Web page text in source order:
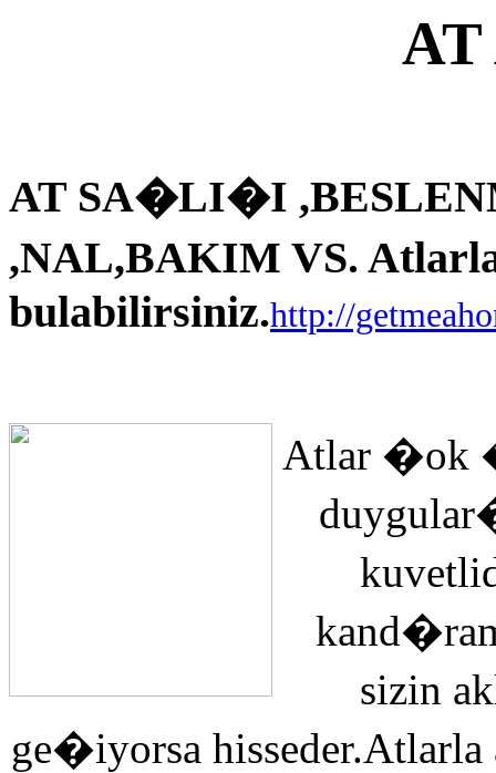
AT SA�LI�I
,NAL,BAKIM VS.
bulabilirsiniz.http://
Atlar �ok
sizin
ge�iyorsa